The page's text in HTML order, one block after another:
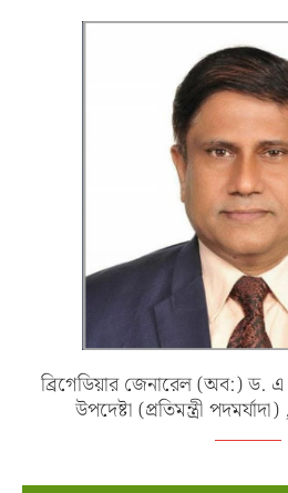
ব্রিগেডিয়ার জেনারেল (অব:) ড.
উপদেষ্টা (প্রতিমন্ত্রী